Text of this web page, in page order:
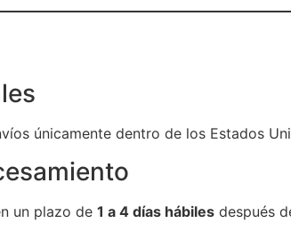
únicamente dentro de los Estados
un plazo de 1 a 4 días hábiles después